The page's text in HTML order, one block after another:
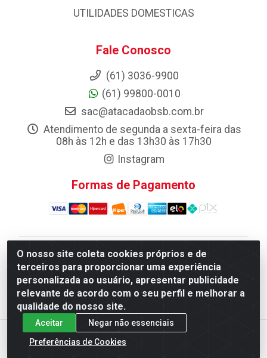
O nosso site coleta cookies próprios e de
terceiros para proporcionar uma experiência
personalizada ao usuário, apresentar publicidade
relevante de acordo com o seu perfil e melhorar a
qualidade do nosso site.
Aceitar
Negar não essenciais
Preferências de Cookies
UTILIDADES DOMESTICAS
Fale Conosco
(61) 3036-9900
(61) 99800-0010
sac@atacadaobsb.com.br
Atendimento de segunda a sexta-feira das
08h às 12h e das 13h30 às 17h30
Instagram
Formas de Pagamento
Atacadao da Limpeza F. Pereira Queiroz Comercio e
Distribuicao LTDA - Quadra Qi 10 Lotes 39 e, 41 - Setor
Industrial (Taguatinga), Brasília/DF - CEP 72.135-100 -
CNPJ 13.184.675/0001-80